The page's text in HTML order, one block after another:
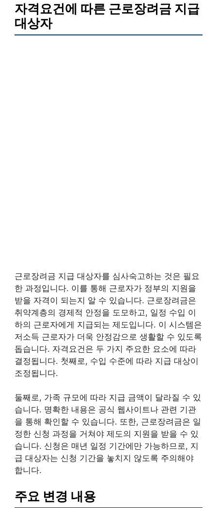
자격요건에 따른 근로장려금 지급
대상자
근로장려금 지급 대상자를 심사숙고하는 것은 필요
한 과정입니다. 이를 통해 근로자가 정부의 지원을
받을 자격이 되는지 알 수 있습니다. 근로장려금은
취약계층의 경제적 안정을 도모하고, 일정 수입 이
하의 근로자에게 지급되는 제도입니다. 이 시스템은
저소득 근로자가 더욱 안정감으로 생활할 수 있도록
돕습니다. 자격요건은 두 가지 주요한 요소에 따라
결정됩니다. 첫째로, 수입 수준에 따라 지급 대상이
조정됩니다.
둘째로, 가족 규모에 따라 지급 금액이 달라질 수 있
습니다. 명확한 내용은 공식 웹사이트나 관련 기관
을 통해 확인할 수 있습니다. 또한, 근로장려금은 일
정한 신청 과정을 거쳐야 제도의 지원을 받을 수 있
습니다. 신청은 매년 일정 기간에만 가능하므로, 지
급 대상자는 신청 기간을 놓치지 않도록 주의해야
합니다.
주요 변경 내용